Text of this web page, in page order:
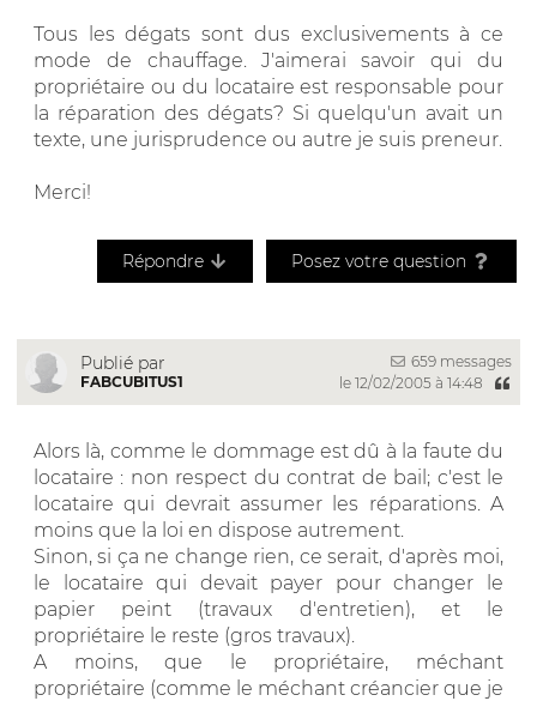
Tous les dégats sont dus exclusivements à ce
mode de chauffage. J'aimerai savoir qui du
propriétaire ou du locataire est responsable pour
la réparation des dégats? Si quelqu'un avait un
texte, une jurisprudence ou autre je suis preneur.
Merci!
Répondre Posez votre question
Publié par
FABCUBITUS1
659 messages
le 12/02/2005 à 14:48
Alors là, comme le dommage est dû à la faute du
locataire : non respect du contrat de bail; c'est le
locataire qui devrait assumer les réparations. A
moins que la loi en dispose autrement.
Sinon, si ça ne change rien, ce serait, d'après moi,
le locataire qui devait payer pour changer le
papier peint (travaux d'entretien), et le
propriétaire le reste (gros travaux).
A moins, que le propriétaire, méchant
propriétaire (comme le méchant créancier que je